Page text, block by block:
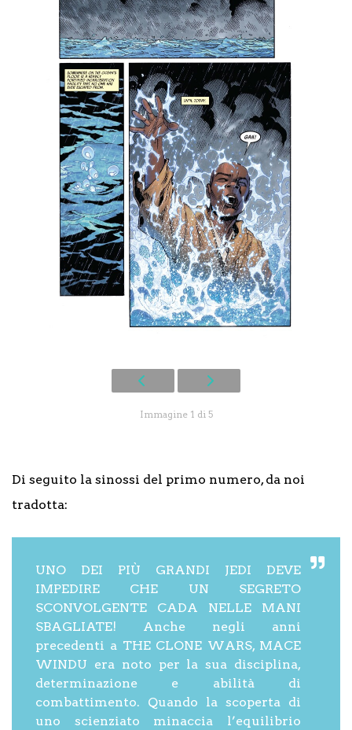
Immagine 1 di 5
Di seguito la sinossi del primo numero, da noi
tradotta:
UNO DEI PIÙ GRANDI JEDI DEVE
IMPEDIRE CHE UN SEGRETO
SCONVOLGENTE CADA NELLE MANI
SBAGLIATE! Anche negli anni
precedenti a THE CLONE WARS, MACE
WINDU era noto per la sua disciplina,
determinazione e abilità di
combattimento. Quando la scoperta di
uno scienziato minaccia l’equilibrio